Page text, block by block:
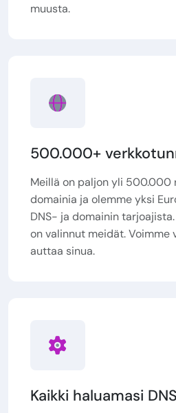
muusta.
500.000+
Meillä on paljon yli 500.000
domainia ja olemme yksi
DNS- ja domainin
on valinnut meidät. Voimme
auttaa sinua.
Kaikki haluamasi